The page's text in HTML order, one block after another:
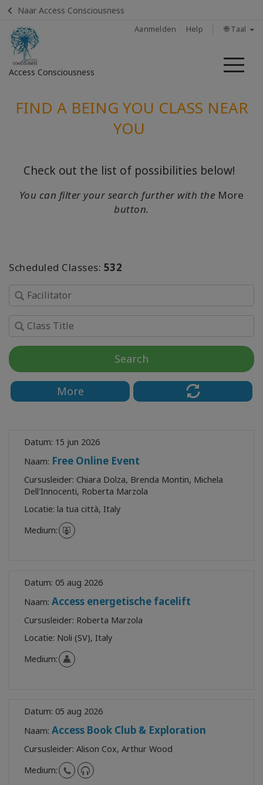
Naar Access Consciousness
Aanmelden Help 🌐 Taal
Access Consciousness
Meld
u
account
Home
Facilitators
Dain
Heer
Book
Shop
Free
FIND A BEING YOU CLASS NEAR
YOU
Check out the list of possibilities below!
You can filter your search further with the More
button.
Scheduled Classes: 532
Search
More
Datum: 15 jun 2026
Naam: Free Online Event
Cursusleider: Chiara Dolza, Brenda Montin, Michela
Dell'Innocenti, Roberta Marzola
Locatie: la tua città, Italy
Medium:
Datum: 05 aug 2026
Naam: Access energetische facelift
Cursusleider: Roberta Marzola
Locatie: Noli (SV), Italy
Medium:
Datum: 05 aug 2026
Naam: Access Book Club & Exploration
Cursusleider: Alison Cox, Arthur Wood
Medium: